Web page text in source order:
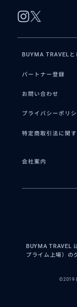
BUYMA TRAVELと
パートナー登録
お問い合わせ
プライバシーポリ
特定商取引法に関
会社案内
BUYMA TRAVEL
プライム上場）の
©2019